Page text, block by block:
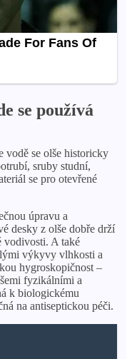
se používá
vodě se olše historicky
sruby studní,
se pro otevřené
úpravu a
desky z olše dobře drží
vodivosti. A také
výkyvy vlhkosti a
hygroskopičnost –
fyzikálními a
k biologickému
na antiseptickou péči.